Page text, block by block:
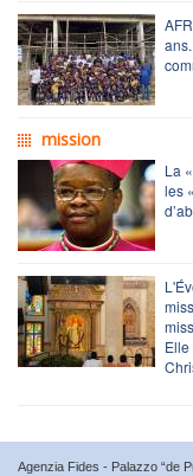
mission
La
les
Agenzia Fides - Palazzo “de